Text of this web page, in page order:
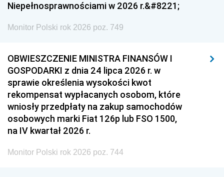
Niepełnosprawnościami w 2026 r.&#8221;
Monitor Polski rok 2026 poz. 749
OBWIESZCZENIE MINISTRA FINANSÓW I
GOSPODARKI z dnia 24 lipca 2026 r. w
sprawie określenia wysokości kwot
rekompensat wypłacanych osobom, które
wniosły przedpłaty na zakup samochodów
osobowych marki Fiat 126p lub FSO 1500,
na IV kwartał 2026 r.
Monitor Polski rok 2026 poz. 744